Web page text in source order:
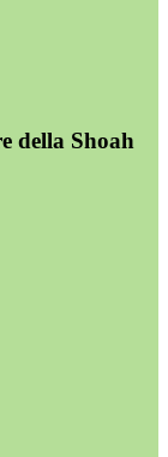
della Shoah